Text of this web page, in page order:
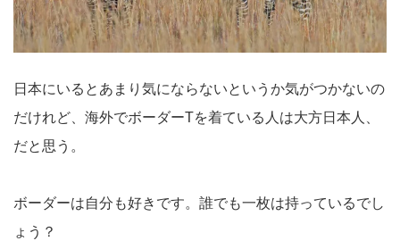
日本にいるとあまり気にならないというか気がつかないの
だけれど、海外でボーダーTを着ている人は大方日本人、
だと思う。
ボーダーは自分も好きです。誰でも一枚は持っているでし
ょう？